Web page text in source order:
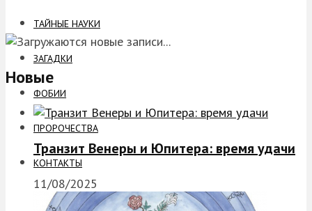
ТАЙНЫЕ НАУКИ
ЗАГАДКИ
ФОБИИ
ПРОРОЧЕСТВА
КОНТАКТЫ
Новые
Транзит Венеры и Юпитера: время удачи
11/08/2025